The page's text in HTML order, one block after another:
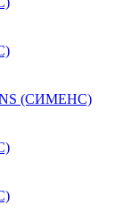
(СИМЕНС)